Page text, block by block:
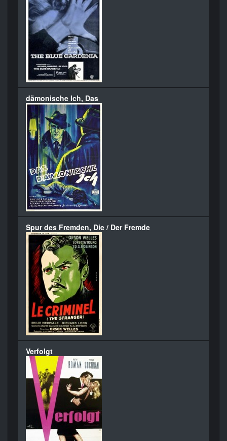
dämonische Ich, Das
Spur des Fremden, Die / Der Fremde
Verfolgt